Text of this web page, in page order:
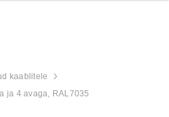
kaablitele
ja 4 avaga, RAL7035